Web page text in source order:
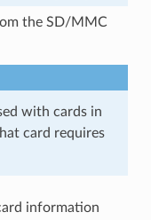
the SD/MMC
with cards in
card requires
information